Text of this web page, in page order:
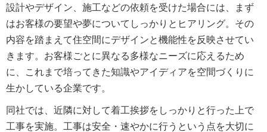
設計やデザイン、施工などの依頼を受けた場合には、まず
はお客様の要望や夢についてしっかりとヒアリング。その
内容を踏まえて住空間にデザインと機能性を反映させてい
きます。お客様ごとに異なる多様なニーズに応えるため
に、これまで培ってきた知識やアイディアを空間づくりに
生かしている企業です。
同社では、近隣に対して着工挨拶をしっかりと行った上で
工事を実施。工事は安全・速やかに行うという点を大切に